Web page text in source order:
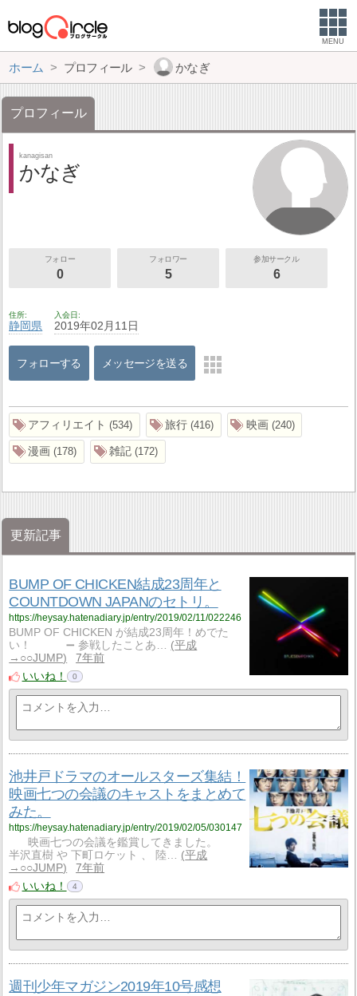
MENU
ホーム プロフィール かなぎ
プロフィール
kanagisan
かなぎ
フォロー
0
フォロワー
5
参加サークル
6
住所
静岡県
入会日
2019年02月11日
フォローする メッセージを送る
アフィリエイト 534 旅行 416 映画 240
漫画 178 雑記 172
更新記事
BUMP OF CHICKEN結成23周年と
COUNTDOWN JAPANのセトリ。
https://heysay.hatenadiary.jp/entry/2019/02/11/022246
BUMP OF CHICKEN が結成23周年！めでた
い！ ➖ 参戦したことあ…
平成
→○○JUMP
7年前
いいね！
0
池井戸ドラマのオールスターズ集結！
映画七つの会議のキャストをまとめて
みた。
https://heysay.hatenadiary.jp/entry/2019/02/05/030147
映画七つの会議を鑑賞してきました。
半沢直樹 や 下町ロケット 、 陸…
平成
→○○JUMP
7年前
いいね！
4
週刊少年マガジン2019年10号感想